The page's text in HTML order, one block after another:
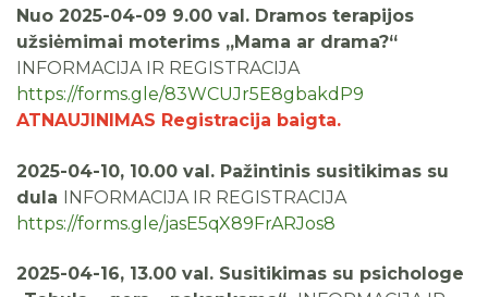
Nuo 2025-04-09 9.00 val. Dramos terapijos
užsiėmimai moterims „Mama ar drama?“
INFORMACIJA IR REGISTRACIJA
https://forms.gle/83WCUJr5E8gbakdP9
ATNAUJINIMAS Registracija baigta.
2025-04-10, 10.00 val. Pažintinis susitikimas su
dula INFORMACIJA IR REGISTRACIJA
https://forms.gle/jasE5qX89FrARJos8
2025-04-16, 13.00 val. Susitikimas su psichologe